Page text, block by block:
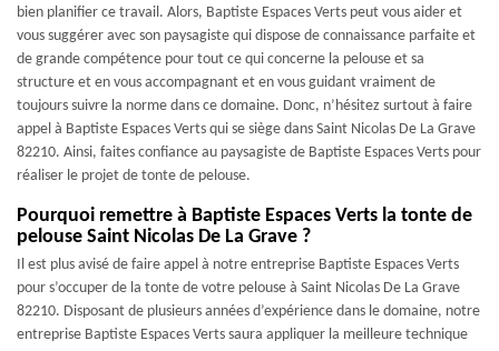
bien planifier ce travail. Alors, Baptiste Espaces Verts peut vous aider et
vous suggérer avec son paysagiste qui dispose de connaissance parfaite et
de grande compétence pour tout ce qui concerne la pelouse et sa
structure et en vous accompagnant et en vous guidant vraiment de
toujours suivre la norme dans ce domaine. Donc, n’hésitez surtout à faire
appel à Baptiste Espaces Verts qui se siège dans Saint Nicolas De La Grave
82210. Ainsi, faites confiance au paysagiste de Baptiste Espaces Verts pour
réaliser le projet de tonte de pelouse.
Pourquoi remettre à Baptiste Espaces Verts la tonte de
pelouse Saint Nicolas De La Grave ?
Il est plus avisé de faire appel à notre entreprise Baptiste Espaces Verts
pour s’occuper de la tonte de votre pelouse à Saint Nicolas De La Grave
82210. Disposant de plusieurs années d’expérience dans le domaine, notre
entreprise Baptiste Espaces Verts saura appliquer la meilleure technique